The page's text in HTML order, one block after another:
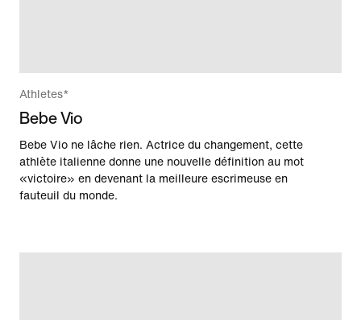
Athletes*
Bebe Vio
Bebe Vio ne lâche rien. Actrice du changement, cette
athlète italienne donne une nouvelle définition au mot
«victoire» en devenant la meilleure escrimeuse en
fauteuil du monde.